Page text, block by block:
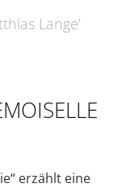
Lange’
erzählt eine